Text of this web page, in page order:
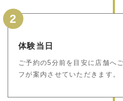
2
体験当日
ご予約の5分前を目安に店舗へ
フが案内させていただきます。